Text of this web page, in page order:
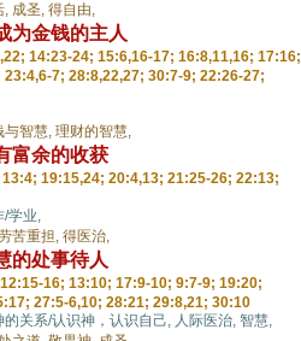
, 成圣, 得自由,
为金钱的主人
14:23-24; 15:6,16-17; 16:8,11,16; 17:16;
7; 28:8,22,27; 30:7-9; 22:26-27;
与智慧, 理财的智慧,
富余的收获
19:15,24; 20:4,13; 21:25-26; 22:13;
/学业,
苦重担, 得医治,
的处事待人
16; 13:10; 17:9-10; 9:7-9; 19:20;
27:5-6,10; 28:21; 29:8,21; 30:10
的关系/认识神，认识自己, 人际医治, 智慧,